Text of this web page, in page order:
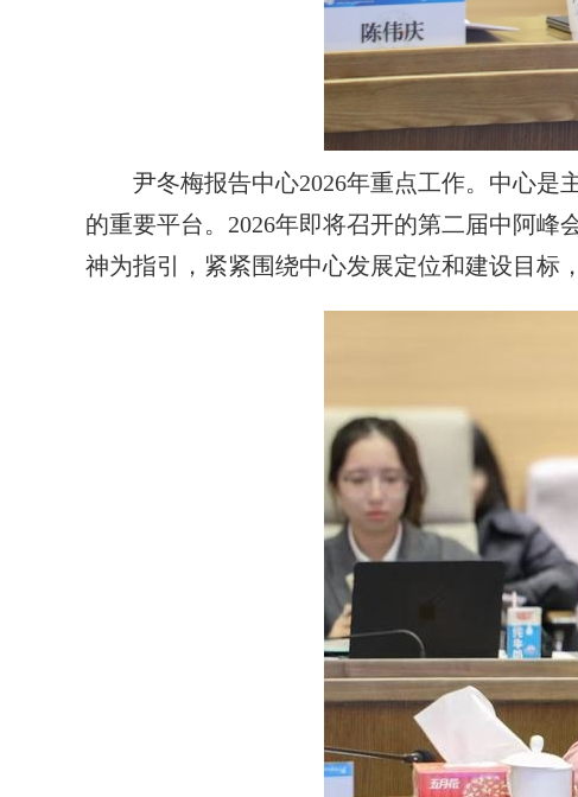
尹冬梅报告中心2026年重点工作。中心
的重要平台。2026年即将召开的第二届中阿
神为指引，紧紧围绕中心发展定位和建设目标